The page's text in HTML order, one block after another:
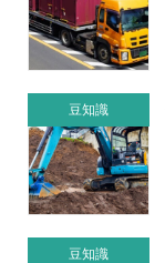
豆知識
豆知識